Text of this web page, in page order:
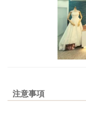
注意事項